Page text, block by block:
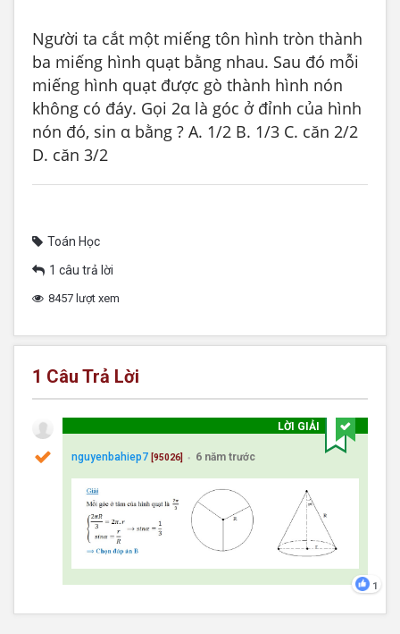
Người ta cắt một miếng tôn hình tròn thành
ba miếng hình quạt bằng nhau. Sau đó mỗi
miếng hình quạt được gò thành hình nón
không có đáy. Gọi 2α là góc ở đỉnh của hình
nón đó, sin α bằng ? A. 1/2 B. 1/3 C. căn 2/2
D. căn 3/2
Toán Học
1 câu trả lời
8457 lượt xem
1 Câu Trả Lời
LỜI GIẢI
nguyenbahiep7 [95026] ● 6 năm trước
1